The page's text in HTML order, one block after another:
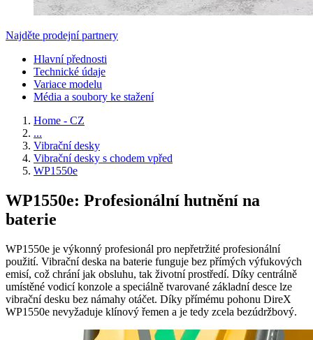
Najděte prodejní partnery
Hlavní přednosti
Technické údaje
Variace modelu
Média a soubory ke stažení
Home - CZ
...
Vibrační desky
Vibrační desky s chodem vpřed
WP1550e
WP1550e: Profesionální hutnění na
baterie
WP1550e je výkonný profesionál pro nepřetržité profesionální
použití. Vibrační deska na baterie funguje bez přímých výfukových
emisí, což chrání jak obsluhu, tak životní prostředí. Díky centrálně
umístěné vodicí konzole a speciálně tvarované základní desce lze
vibrační desku bez námahy otáčet. Díky přímému pohonu DireX
WP1550e nevyžaduje klínový řemen a je tedy zcela bezúdržbový.